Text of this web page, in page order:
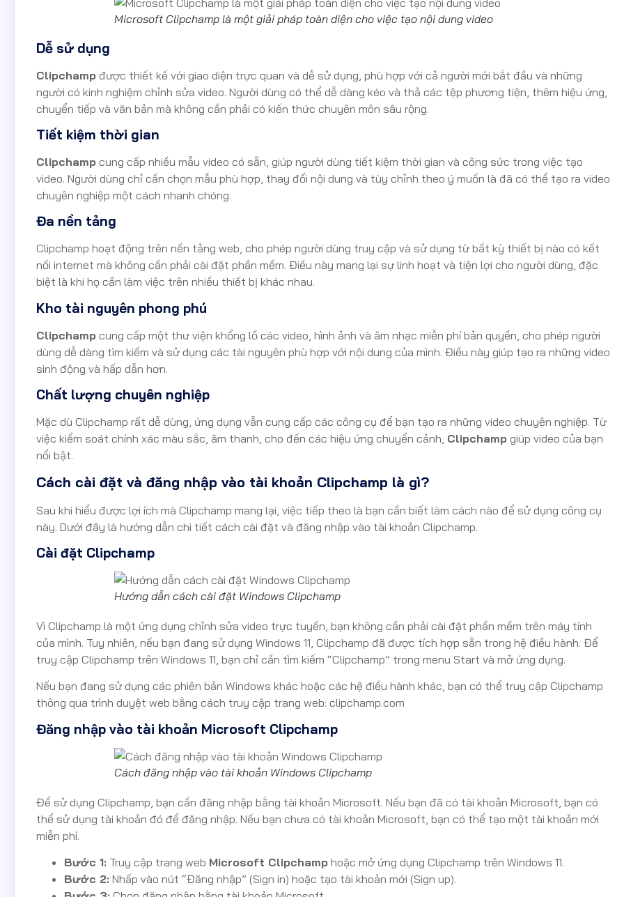
Microsoft Clipchamp là một giải pháp toàn diện cho việc tạo nội dung video
Dễ sử dụng
Clipchamp được thiết kế với giao diện trực quan và dễ sử dụng, phù hợp với cả người mới bắt đầu và những
người có kinh nghiệm chỉnh sửa video. Người dùng có thể dễ dàng kéo và thả các tệp phương tiện, thêm hiệu ứng,
chuyển tiếp và văn bản mà không cần phải có kiến thức chuyên môn sâu rộng.
Tiết kiệm thời gian
Clipchamp cung cấp nhiều mẫu video có sẵn, giúp người dùng tiết kiệm thời gian và công sức trong việc tạo
video. Người dùng chỉ cần chọn mẫu phù hợp, thay đổi nội dung và tùy chỉnh theo ý muốn là đã có thể tạo ra video
chuyên nghiệp một cách nhanh chóng.
Đa nền tảng
Clipchamp hoạt động trên nền tảng web, cho phép người dùng truy cập và sử dụng từ bất kỳ thiết bị nào có kết
nối internet mà không cần phải cài đặt phần mềm. Điều này mang lại sự linh hoạt và tiện lợi cho người dùng, đặc
biệt là khi họ cần làm việc trên nhiều thiết bị khác nhau.
Kho tài nguyên phong phú
Clipchamp cung cấp một thư viện khổng lồ các video, hình ảnh và âm nhạc miễn phí bản quyền, cho phép người
dùng dễ dàng tìm kiếm và sử dụng các tài nguyên phù hợp với nội dung của mình. Điều này giúp tạo ra những video
sinh động và hấp dẫn hơn.
Chất lượng chuyên nghiệp
Mặc dù Clipchamp rất dễ dùng, ứng dụng vẫn cung cấp các công cụ để bạn tạo ra những video chuyên nghiệp. Từ
việc kiểm soát chính xác màu sắc, âm thanh, cho đến các hiệu ứng chuyển cảnh, Clipchamp giúp video của bạn
nổi bật.
Cách cài đặt và đăng nhập vào tài khoản Clipchamp là gì?
Sau khi hiểu được lợi ích mà Clipchamp mang lại, việc tiếp theo là bạn cần biết làm cách nào để sử dụng công cụ
này. Dưới đây là hướng dẫn chi tiết cách cài đặt và đăng nhập vào tài khoản Clipchamp.
Cài đặt Clipchamp
Hướng dẫn cách cài đặt Windows Clipchamp
Vì Clipchamp là một ứng dụng chỉnh sửa video trực tuyến, bạn không cần phải cài đặt phần mềm trên máy tính
của mình. Tuy nhiên, nếu bạn đang sử dụng Windows 11, Clipchamp đã được tích hợp sẵn trong hệ điều hành. Để
truy cập Clipchamp trên Windows 11, bạn chỉ cần tìm kiếm “Clipchamp” trong menu Start và mở ứng dụng.
Nếu bạn đang sử dụng các phiên bản Windows khác hoặc các hệ điều hành khác, bạn có thể truy cập Clipchamp
thông qua trình duyệt web bằng cách truy cập trang web: clipchamp.com
Đăng nhập vào tài khoản Microsoft Clipchamp
Cách đăng nhập vào tài khoản Windows Clipchamp
Để sử dụng Clipchamp, bạn cần đăng nhập bằng tài khoản Microsoft. Nếu bạn đã có tài khoản Microsoft, bạn có
thể sử dụng tài khoản đó để đăng nhập. Nếu bạn chưa có tài khoản Microsoft, bạn có thể tạo một tài khoản mới
miễn phí.
Bước 1: Truy cập trang web Microsoft Clipchamp hoặc mở ứng dụng Clipchamp trên Windows 11.
Bước 2: Nhấp vào nút “Đăng nhập” (Sign in) hoặc tạo tài khoản mới (Sign up).